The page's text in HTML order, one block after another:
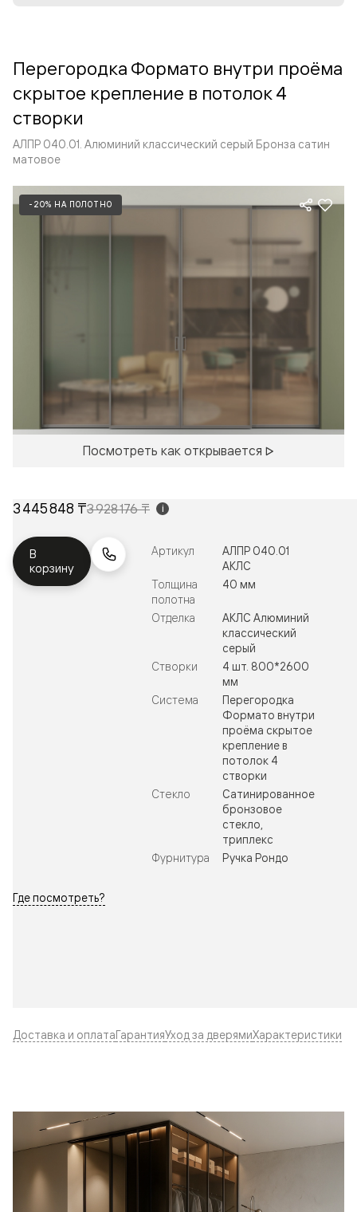
алюминиевых перегородок и дверей координируется
со стеновыми панелями Волховец.
Перегородка Формато внутри проёма
скрытое крепление в потолок 4
створки
АЛПР 040.01. Алюминий классический серый Бронза сатин
матовое
-20% НА ПОЛОТНО
Посмотреть как открывается
3 445 848 ₸3 928 176 ₸ i
В
корзину
Артикул
АЛПР 040.01
АКЛС
Толщина
полотна
40 мм
Отделка
АКЛС Алюминий
классический
серый
Створки
4 шт. 800*2600
мм
Система
Перегородка
Формато внутри
проёма скрытое
крепление в
потолок 4
створки
Стекло
Сатинированное
бронзовое
стекло,
триплекс
Фурнитура
Ручка Рондо
Где посмотреть?
Доставка и оплатаГарантияУход за дверямиХарактеристики